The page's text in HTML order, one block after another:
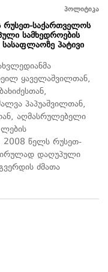
პოლიტიკა
რუსეთ-საქართველოს
სამხედროების
პატივი
ყაველაშვილთან,
პაპუაშვილთან,
აღმასრულებელი
2008 წელს რუსეთ-
დაღუპული
ძმათა